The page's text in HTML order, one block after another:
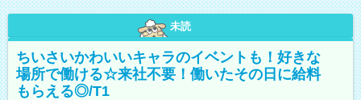
未読
ちいさいかわいいキャラのイベントも！好きな
場所で働ける☆来社不要！働いたその日に給料
もらえる◎/T1